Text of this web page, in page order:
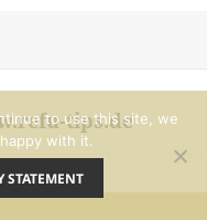
tips.de
to use this site, we
with it.
STATEMENT